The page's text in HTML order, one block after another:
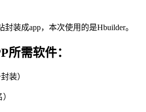
装成app，本次使用的是Hbuilder。
所需软件：
装）